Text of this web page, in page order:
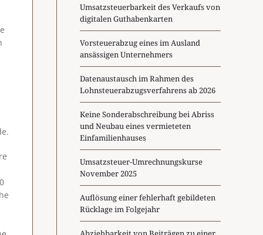
Umsatzsteuerbarkeit des Verkaufs von
digitalen Guthabenkarten
Vorsteuerabzug eines im Ausland
ansässigen Unternehmers
Datenaustausch im Rahmen des
Lohnsteuerabzugsverfahrens ab 2026
Keine Sonderabschreibung bei Abriss
und Neubau eines vermieteten
Einfamilienhauses
Umsatzsteuer-Umrechnungskurse
November 2025
Auflösung einer fehlerhaft gebildeten
Rücklage im Folgejahr